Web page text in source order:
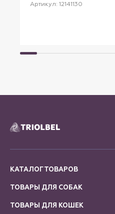
Артикул: 12141130
КАТАЛОГ ТОВАРОВ
ТОВАРЫ ДЛЯ СОБАК
ТОВАРЫ ДЛЯ КОШЕК